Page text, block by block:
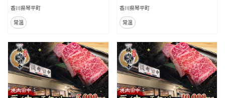
産品 四国 F5J-199
香川県琴平町
常温
香川県琴平町
常温